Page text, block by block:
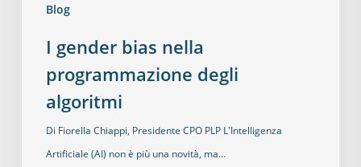
Blog
I gender bias nella
programmazione degli
algoritmi
Di Fiorella Chiappi, Presidente CPO PLP L'Intelligenza
Artificiale (AI) non è più una novità, ma…